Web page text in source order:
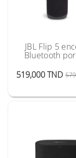
JBL Flip 5
Bluetooth
519,000 TND